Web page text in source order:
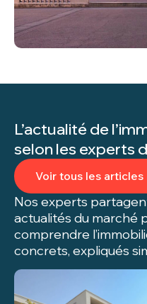
L’actualité de
selon les experts
Voir tous les articles
Nos experts
actualités du marché
comprendre
concrets, expliqués